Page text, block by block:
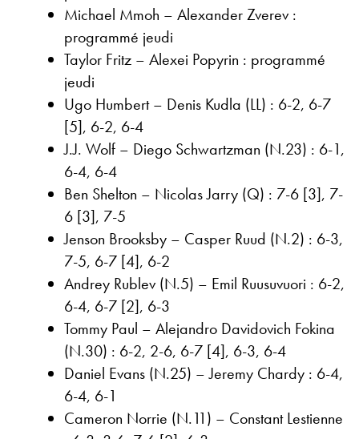
Michael Mmoh – Alexander Zverev :
programmé jeudi
Taylor Fritz – Alexei Popyrin : programmé
jeudi
Ugo Humbert – Denis Kudla (LL) : 6-2, 6-7
[5], 6-2, 6-4
J.J. Wolf – Diego Schwartzman (N.23) : 6-1,
6-4, 6-4
Ben Shelton – Nicolas Jarry (Q) : 7-6 [3], 7-
6 [3], 7-5
Jenson Brooksby – Casper Ruud (N.2) : 6-3,
7-5, 6-7 [4], 6-2
Andrey Rublev (N.5) – Emil Ruusuvuori : 6-2,
6-4, 6-7 [2], 6-3
Tommy Paul – Alejandro Davidovich Fokina
(N.30) : 6-2, 2-6, 6-7 [4], 6-3, 6-4
Daniel Evans (N.25) – Jeremy Chardy : 6-4,
6-4, 6-1
Cameron Norrie (N.11) – Constant Lestienne